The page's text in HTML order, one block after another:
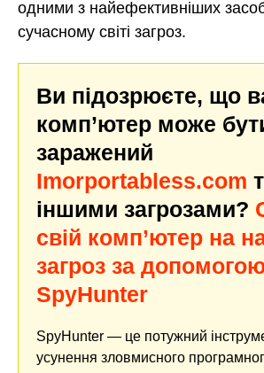
одними з найефективніших
сучасному світі загроз.
Ви підозрюєте, що
комп’ютер може
заражений
Imorportabless.com
іншими загрозами?
свій комп’ютер на
загроз за
SpyHunter
SpyHunter — це потужний
усунення зловмисного